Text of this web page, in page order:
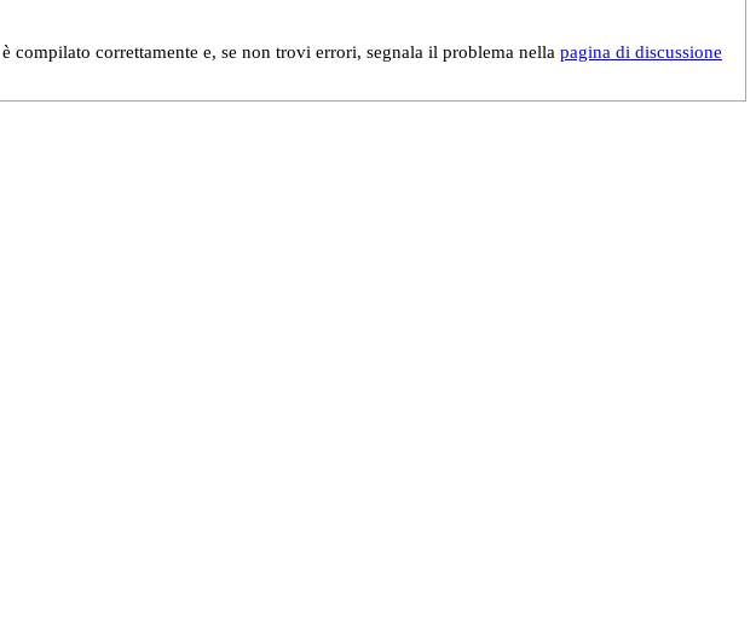
compilato correttamente e, se non trovi errori, segnala il problema nellapagina di discussione